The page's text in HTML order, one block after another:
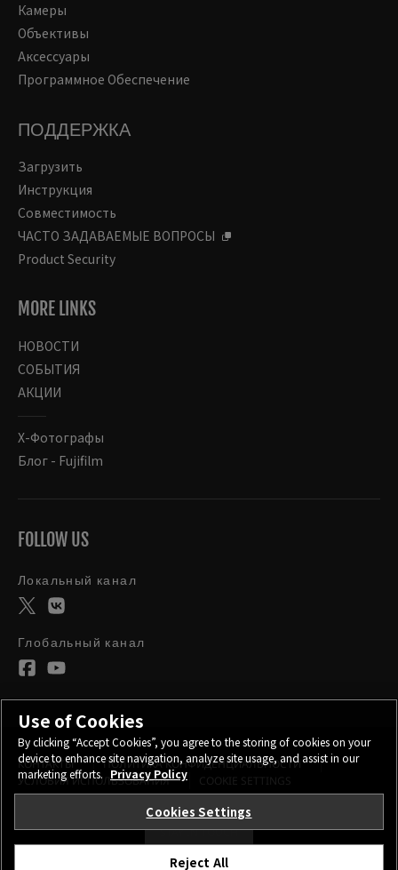
Камеры
Объективы
Аксессуары
Программное Обеспечение
ПОДДЕРЖКА
Загрузить
Инструкция
Совместимость
ЧАСТО ЗАДАВАЕМЫЕ ВОПРОСЫ
Product Security
MORE LINKS
НОВОСТИ
СОБЫТИЯ
АКЦИИ
Х-Фотографы
Блог - Fujifilm
FOLLOW US
Локальный канал
Глобальный канал
STAY IN TOUCH
КОНТАКТЫ
ПОЛИТИКА КОНФИДЕНЦИАЛЬНОСТИ
УСЛОВИЯ ИСПОЛЬЗОВАНИЯ
COOKIE SETTINGS
Use of Cookies
By clicking “Accept Cookies”, you agree to the storing of cookies on your
device to enhance site navigation, analyze site usage, and assist in our
marketing efforts. Privacy Policy
Cookies Settings
Reject All